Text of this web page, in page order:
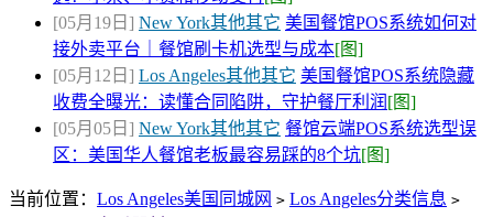
[05月19日] New York其他其它 美国餐馆POS系统如何对
接外卖平台｜餐馆刷卡机选型与成本[图]
[05月12日] Los Angeles其他其它 美国餐馆POS系统隐藏
收费全曝光：读懂合同陷阱，守护餐厅利润 [图]
[05月05日] New York其他其它 餐馆云端POS系统选型误
区：美国华人餐馆老板最容易踩的8个坑[图]
当前位置： Los Angeles美国同城网 > Los Angeles分类信息 >